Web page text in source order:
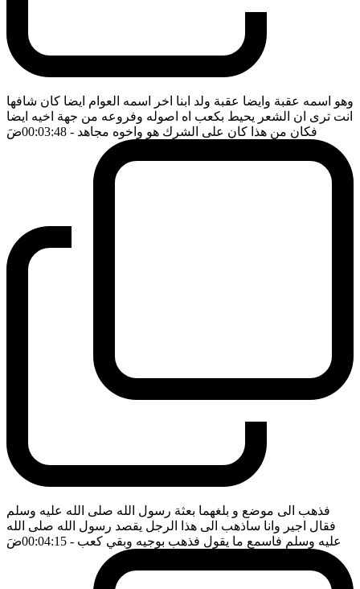
وهو اسمه عقبة وايضا عقبة ولد ابنا اخر اسمه العوام ايضا كان شافها
انت ترى ان الشعر يحيط بكعب اه اصوله وفروعه من جهة اخيه ايضا
فكان من هذا كان على الشرك هو واخوه مجاهد - 00:03:48 ضَ
فذهب الى موضع و بلغهما بعثة رسول الله صلى الله عليه وسلم
فقال اجير وانا ساذهب الى هذا الرجل يقصد رسول الله صلى الله
عليه وسلم فاسمع ما يقول فذهب بوجيه وبقي كعب - 00:04:15 ضَ